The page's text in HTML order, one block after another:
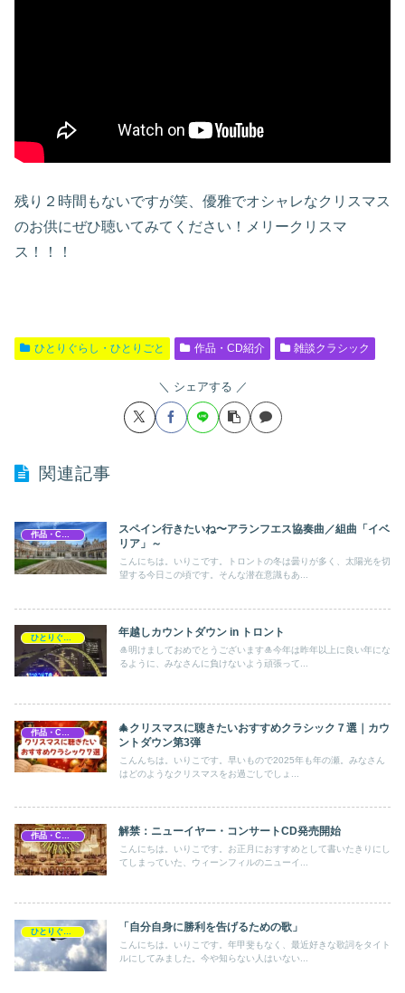
残り２時間もないですが笑、優雅でオシャレなクリスマス
のお供にぜひ聴いてみてください！メリークリスマ
ス！！！
ひとりぐらし・ひとりごと 作品・CD紹介 雑談クラシック
シェアする
関連記事
スペイン行きたいね〜アランフエス協奏曲／組曲「イベ
リア」～
こんにちは。いりこです。トロントの冬は曇りが多く、太陽光を切
望する今日この頃です。そんな潜在意識もあ...
年越しカウントダウン in トロント
🎍明けましておめでとうございます🎍今年は昨年以上に良い年にな
るように、みなさんに負けないよう頑張って...
作品・CD紹介
🎄クリスマスに聴きたいおすすめクラシック７選｜カウ
ントダウン第3弾
こんんちは。いりこです。早いもので2025年も年の瀬。みなさん
はどのようなクリスマスをお過ごしでしょ...
作品・CD紹介 解禁：ニューイヤー・コンサートCD発売開始
こんにちは。いりこです。お正月におすすめとして書いたきりにし
てしまっていた、ウィーンフィルのニューイ...
「自分自身に勝利を告げるための歌」
こんにちは。いりこです。年甲斐もなく、最近好きな歌詞をタイト
ルにしてみました。今や知らない人はいない...